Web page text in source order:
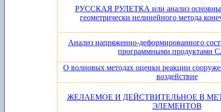
РУССКАЯ РУЛЕТКА или анализ
геометрически нелинейного метода
Анализ напряженно-деформированного
программными продуктами
О волновых методах оценки реакции
воздействие
ЖЕЛАЕМОЕ И ДЕЙСТВИТЕЛЬНОЕ В
ЭЛЕМЕНТОВ